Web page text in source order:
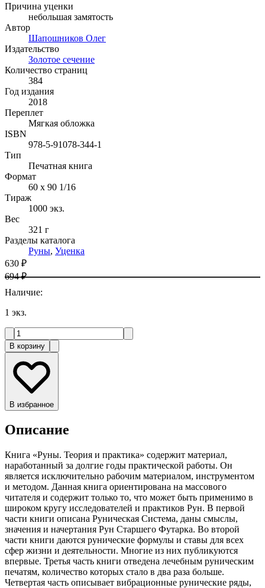
Причина уценки
небольшая замятость
Автор
Шапошников Олег
Издательство
Золотое сечение
Количество страниц
384
Год издания
2018
Переплет
Мягкая обложка
ISBN
978-5-91078-344-1
Тип
Печатная книга
Формат
60 x 90 1/16
Тираж
1000 экз.
Вес
321 г
Разделы каталога
Руны, Уценка
630 ₽
694 ₽
Наличие:
1 экз.
В корзину
В избранное
Описание
Книга «Руны. Теория и практика» содержит материал,
наработанный за долгие годы практической работы. Он
является исключительно рабочим материалом, инструментом
и методом. Данная книга ориентирована на массового
читателя и содержит только то, что может быть применимо в
широком кругу исследователей и практиков Рун. В первой
части книги описана Руническая Система, даны смыслы,
значения и начертания Рун Старшего Футарка. Во второй
части книги даются рунические формулы и ставы для всех
сфер жизни и деятельности. Многие из них публикуются
впервые. Третья часть книги отведена лечебным руническим
печатям, количество которых стало в два раза больше.
Четвертая часть описывает вибрационные рунические ряды,